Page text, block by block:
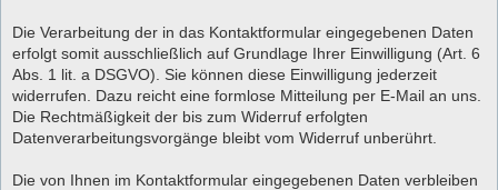
Die Verarbeitung der in das Kontaktformular eingegebenen Daten
erfolgt somit ausschließlich auf Grundlage Ihrer Einwilligung (Art. 6
Abs. 1 lit. a DSGVO). Sie können diese Einwilligung jederzeit
widerrufen. Dazu reicht eine formlose Mitteilung per E-Mail an uns.
Die Rechtmäßigkeit der bis zum Widerruf erfolgten
Datenverarbeitungsvorgänge bleibt vom Widerruf unberührt.
Die von Ihnen im Kontaktformular eingegebenen Daten verbleiben